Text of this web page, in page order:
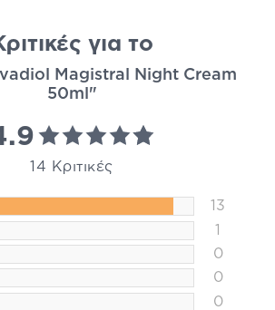
για το
Magistral Night Cream​​​​​​​
50ml"
14 Κριτικές
13
1
0
0
0